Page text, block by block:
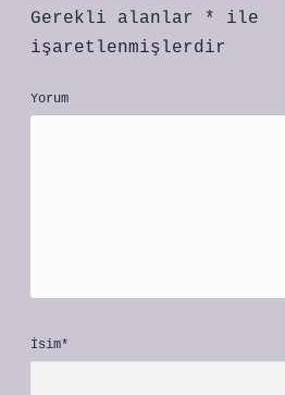
Gerekli alanlar
*
ile
işaretlenmişlerdir
Yorum
İsim*